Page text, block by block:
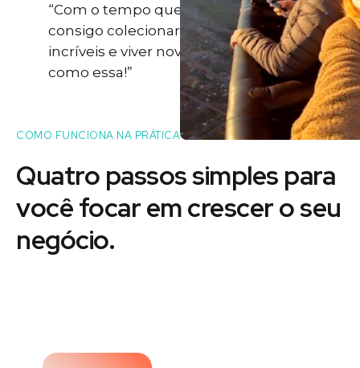
“Com o tempo que eu ganho eu
consigo colecionar momentos
incríveis e viver novas experiências
como essa!”
COMO FUNCIONA NA PRÁTICA
Quatro passos simples para
vocêfocarem crescer o seu
negócio.